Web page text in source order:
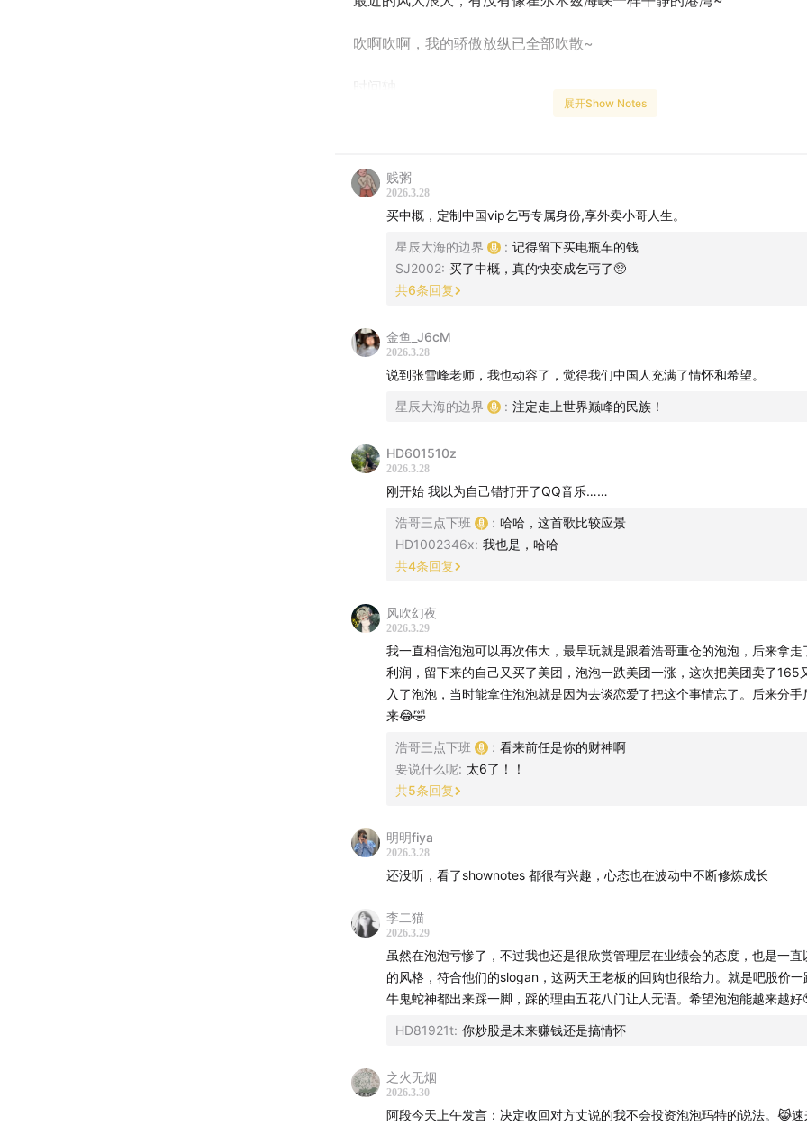
吹啊吹啊，我的骄傲放纵已全部吹散~
时间轴
01:30 本期主题：在不确定的时代，还有什么是确定的？
结论先抛出来：已经发生的事 ，比如年报，似乎是最接近“确定性”的东西
从年报季切入，先看“新消费三姐妹”
茶饮、潮玩、古法黄金，都是过去一年资本市场和线下经营里最亮眼的
05:45 古法黄金：这到底是周期股，还是成长股？
收入和利润高增长背后，市场真正分歧的是：
到底是吃到了金价上涨，还是品牌力、审美和心智真的成立了
量价拆分、投机需求和真实消费需求，其实很难算清
看新消费，为什么要拉长时间维度？
短样本不够，看管理层 track record 才重要
长期资金更在意：管理层说过的话，后来有没有兑现
11:25 聊到最受关注的潮玩巨头：财报其实不错，为什么股价大跌？
核心原因不是业绩差，而是 高基数下的增长放缓 + 市场预期过高
市场对潮玩公司的线性外推，可能太乐观了
它终究不是 AI，也不是互联网平台，而是线下实体生意
业绩会才是真正的预期管理现场
14:34 为什么说“务实的低指引”未必是坏事？
与其放卫星、拉高市场胃口，不如把节奏降下来，补团队、补组织、补
16:20
关店不是坏事，可能恰恰是主动优化
顺风时做整理，比逆风时被迫调整要健康得多
一个重要观察：不止一个超级 IP 在增长
除了头部爆款，其他 IP 也在稳步增长
19:00
展开Show Notes
贱粥
2026.3.28
买中概，定制中国vip乞丐专属身份,享外卖小哥人生。
星辰大海的边界 : 记得留下买电瓶车的钱
SJ2002: 买了中概，真的快变成乞丐了🥺
共6条回复
金鱼_J6cM
2026.3.28
说到张雪峰老师，我也动容了，觉得我们中国人充满了情怀和希望。
星辰大海的边界 : 注定走上世界巅峰的民族！
HD601510z
2026.3.28
刚开始 我以为自己错打开了QQ音乐……
浩哥三点下班 : 哈哈，这首歌比较应景
HD1002346x: 我也是，哈哈
共4条回复
风吹幻夜
2026.3.29
我一直相信泡泡可以再次伟大，最早玩就是跟着浩哥重仓的泡泡，后来拿走
利润，留下来的自己又买了美团，泡泡一跌美团一涨，这次把美团卖了165
入了泡泡，当时能拿住泡泡就是因为去谈恋爱了把这个事情忘了。后来分手
来😂🤣
浩哥三点下班 : 看来前任是你的财神啊
要说什么呢: 太6了！！
共5条回复
明明fiya
2026.3.28
还没听，看了shownotes 都很有兴趣，心态也在波动中不断修炼成长
李二猫
2026.3.29
虽然在泡泡亏惨了，不过我也还是很欣赏管理层在业绩会的态度，也是一直
的风格，符合他们的slogan，这两天王老板的回购也很给力。就是吧股价一
牛鬼蛇神都出来踩一脚，踩的理由五花八门让人无语。希望泡泡能越来越好
HD81921t: 你炒股是未来赚钱还是搞情怀
之火无烟
2026.3.30
阿段今天上午发言：决定收回对方丈说的我不会投资泡泡玛特的说法。😹